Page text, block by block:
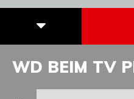
WD BEIM TV